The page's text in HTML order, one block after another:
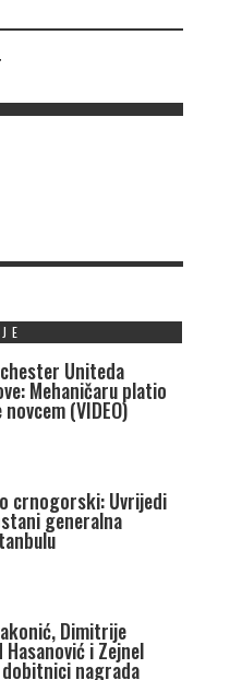
Uniteda
Mehaničaru platio
(VIDEO)
crnogorski: Uvrijedi
generalna
Dimitrije
Hasanović i Zejnel
dobitnici nagrada